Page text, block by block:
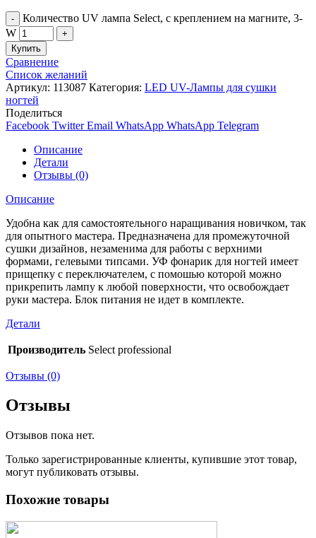
Количество UV лампа Select, с креплением на магните, 3-
W
Купить
Сравнение
Список желаний
Артикул: 113087 Категория: LED UV-Лампы для сушки
ногтей
Поделиться
Facebook Twitter Email WhatsApp WhatsApp Telegram
Описание
Детали
Отзывы (0)
Описание
Удобна как для самостоятельного наращивания новичком, так
для опытного мастера. Предназначена для промежуточной
сушки дизайнов, незаменима для работы с верхними
формами, гелевыми типсами. УФ фонарик для ногтей имеет
прищепку с переключателем, с помошью которой можно
прикрепить лампу к любой поверхности, что освобождает
руки мастера. Блок питания не идет в комплекте.
Детали
Производитель Select professional
Отзывы (0)
Отзывы
Отзывов пока нет.
Только зарегистрированные клиенты, купившие этот товар,
могут публиковать отзывы.
Похожие товары